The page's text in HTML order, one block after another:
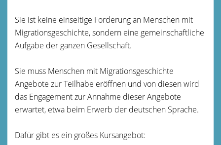
Sie ist keine einseitige Forderung an Menschen mit
Migrationsgeschichte, sondern eine gemeinschaftliche
Aufgabe der ganzen Gesellschaft.
Sie muss Menschen mit Migrationsgeschichte
Angebote zur Teilhabe eröffnen und von diesen wird
das Engagement zur Annahme dieser Angebote
erwartet, etwa beim Erwerb der deutschen Sprache.
Dafür gibt es ein großes Kursangebot: